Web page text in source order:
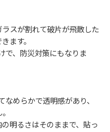
スが割れて破片が飛散した
ます。
で、防災対策にもなりま
めらかで透明感があり、
明るさはそのままで、貼っ